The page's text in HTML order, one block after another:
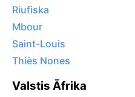
Riufiska
Mbour
Saint-Louis
Thiès Nones
Valstis Āfrika